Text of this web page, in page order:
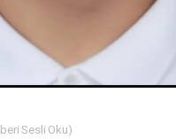
Sesli Oku)